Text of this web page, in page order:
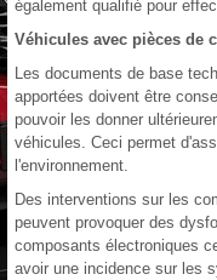
également qualifié pour
Véhicules avec pièces de
Les documents de base
apportées doivent être
pouvoir les donner
véhicules. Ceci permet
l'environnement.
Des interventions sur les
peuvent provoquer des
composants électroniques
avoir une incidence sur les